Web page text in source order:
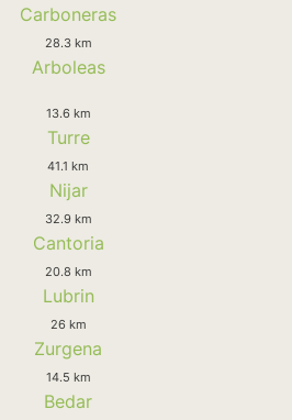
Carboneras
28.3 km
Arboleas
13.6 km
Turre
41.1 km
Nijar
32.9 km
Cantoria
20.8 km
Lubrin
26 km
Zurgena
14.5 km
Bedar